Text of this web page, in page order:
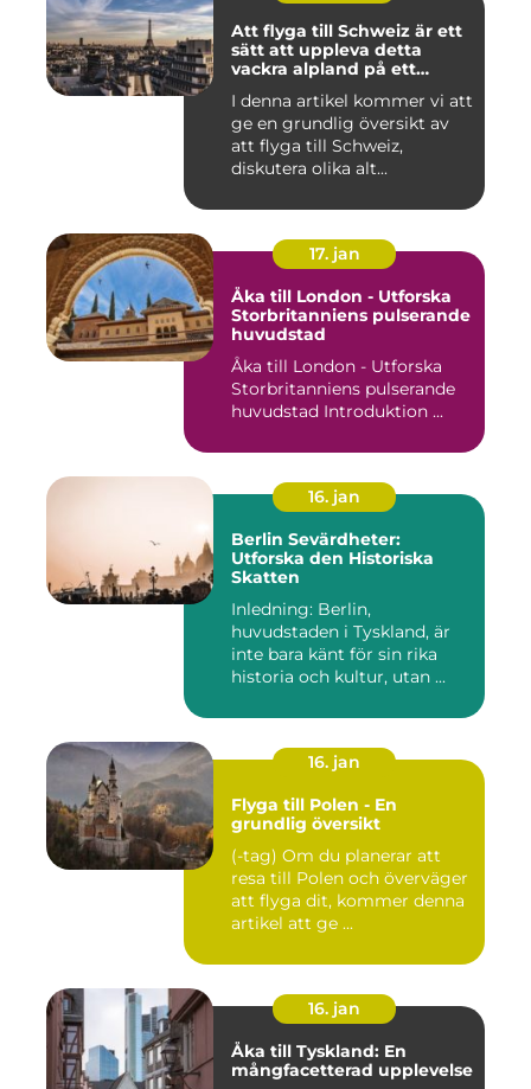
Att flyga till Schweiz är ett
sätt att uppleva detta
vackra alpland på ett
I denna artikel kommer vi att
ge en grundlig översikt av
att flyga till Schweiz,
diskutera olika alt...
17. jan
Åka till London - Utforska
Storbritanniens pulserande
huvudstad
Åka till London - Utforska
Storbritanniens pulserande
huvudstad Introduktion ...
16. jan
Berlin Sevärdheter:
Utforska den Historiska
Skatten
Inledning: Berlin,
huvudstaden i Tyskland, är
inte bara känt för sin rika
historia och kultur, utan ...
16. jan
Flyga till Polen - En
grundlig översikt
(-tag) Om du planerar att
resa till Polen och överväger
att flyga dit, kommer denna
artikel att ge ...
16. jan
Åka till Tyskland: En
mångfacetterad upplevelse